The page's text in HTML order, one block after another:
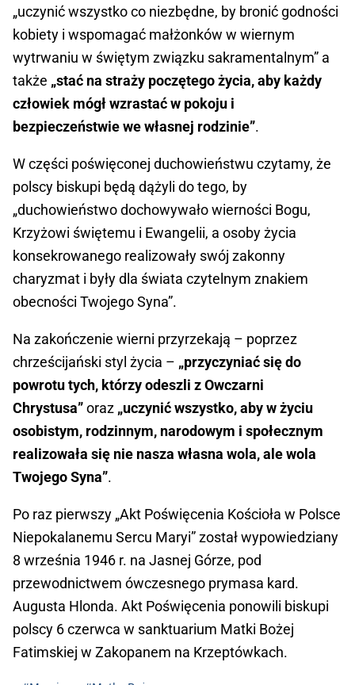
„uczynić wszystko co niezbędne, by bronić godności
kobiety i wspomagać małżonków w wier­nym
wytrwaniu w świętym związku sakramentalnym” a
także „stać na straży poczętego życia, aby każdy
człowiek mógł wzrastać w pokoju i
bezpieczeństwie we własnej rodzinie”.
W części poświęconej duchowieństwu czytamy, że
polscy biskupi będą dążyli do tego, by
„duchowieństwo dochowywało wierności Bogu,
Krzyżowi świętemu i Ewangelii, a osoby życia
konsekrowanego reali­zowały swój zakonny
charyzmat i były dla świata czytelnym znakiem
obecności Twojego Syna”.
Na zakończenie wierni przyrzekają – poprzez
chrześcijański styl życia – „przyczyniać się do
powrotu tych, którzy odeszli z Owczarni
Chrystusa”oraz „uczynić wszystko, aby w życiu
osobi­stym, rodzinnym, narodowym i społecznym
realizowała się nie nasza własna wola, ale wola
Twojego Syna”.
Po raz pierwszy „Akt Poświęcenia Kościoła w Polsce
Niepokalanemu Sercu Maryi” został wypowiedziany
8 września 1946 r. na Jasnej Górze, pod
przewodnictwem ówczesnego prymasa kard.
Augusta Hlonda. Akt Poświęcenia ponowili biskupi
polscy 6 czerwca w sanktuarium Matki Bożej
Fatimskiej w Zakopanem na Krzeptówkach.